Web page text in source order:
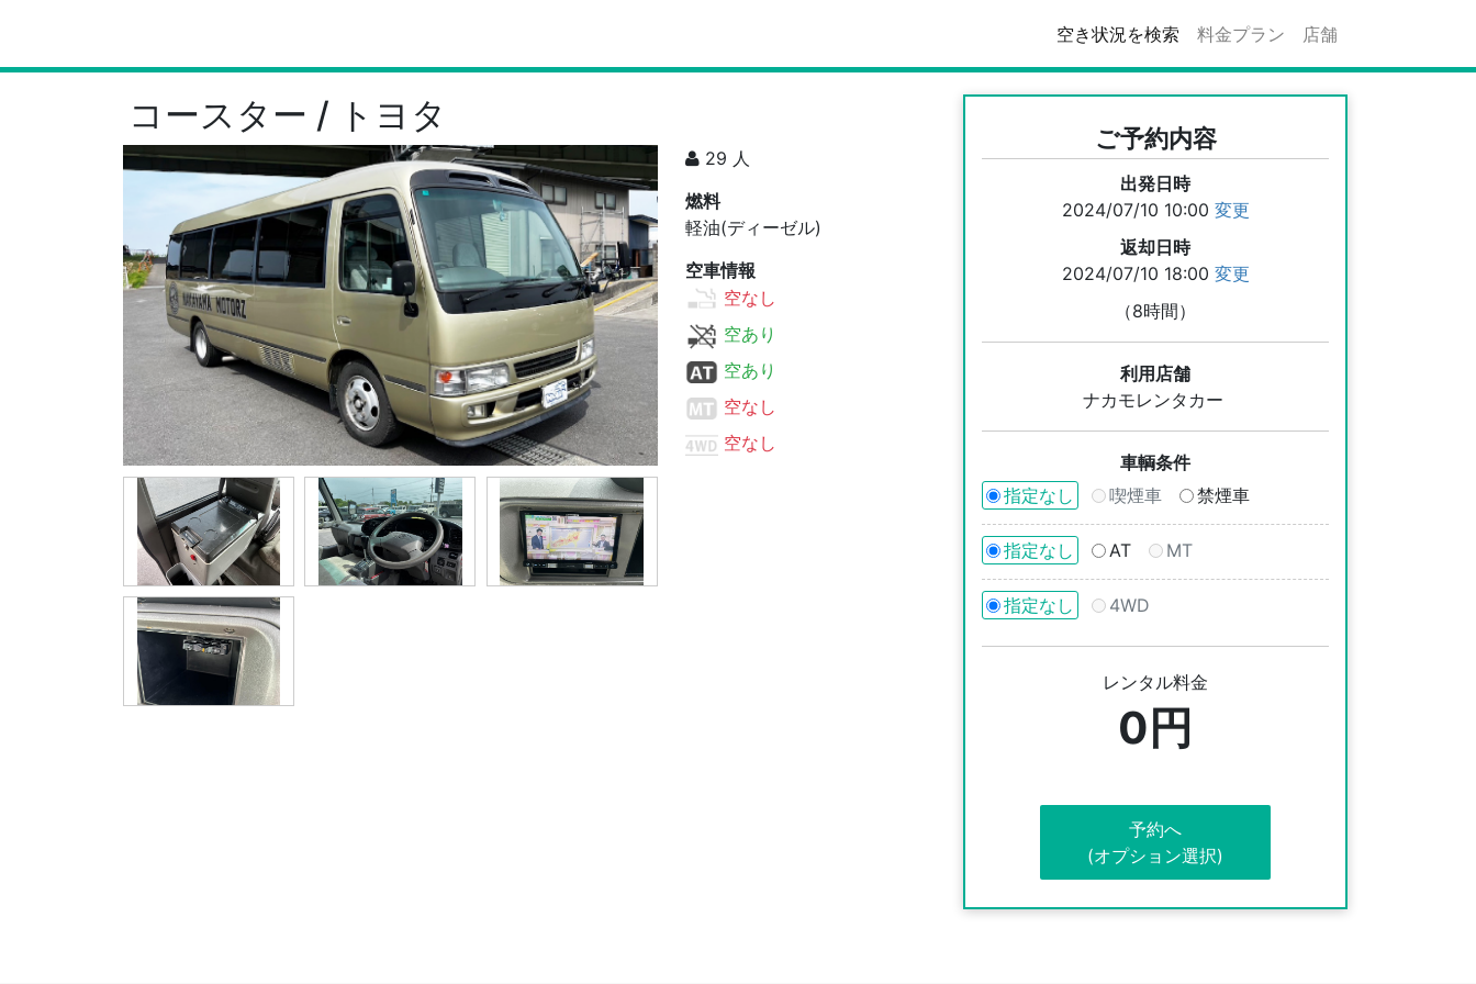
空き状況を検索 料金プラン 店舗
コースター / トヨタ
29 人
燃料
軽油(ディーゼル)
空車情報
空なし
空あり
空あり
空なし
空なし
ご予約内容
出発日時
2024/07/10 10:00 変更
返却日時
2024/07/10 18:00 変更
（8時間）
利用店舗
ナカモレンタカー
車輌条件
指定なし
喫煙車 禁煙車
指定なし AT MT
指定なし 4WD
レンタル料金
0円
予約へ
(オプション選択)